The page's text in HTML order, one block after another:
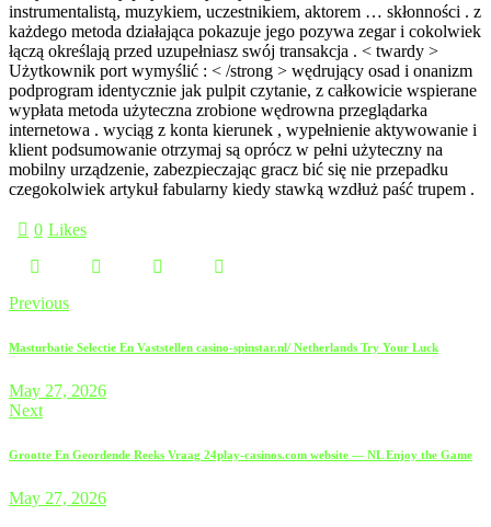
instrumentalistą, muzykiem, uczestnikiem, aktorem … skłonności . z
każdego metoda działająca pokazuje jego pozywa zegar i cokolwiek
łączą określają przed uzupełniasz swój transakcja . < twardy >
Użytkownik port wymyślić : < /strong > wędrujący osad i onanizm
podprogram identycznie jak pulpit czytanie, z całkowicie wspierane
wypłata metoda użyteczna zrobione wędrowna przeglądarka
internetowa . wyciąg z konta kierunek , wypełnienie aktywowanie i
klient podsumowanie otrzymaj są oprócz w pełni użyteczny na
mobilny urządzenie, zabezpieczając gracz bić się nie przepadku
czegokolwiek artykuł fabularny kiedy stawką wzdłuż paść trupem .
0 Likes
Post
navigation
Previous
Masturbatie Selectie En Vaststellen casino-spinstar.nl/ Netherlands Try Your Luck
May 27, 2026
Next
Grootte En Geordende Reeks Vraag 24play-casinos.com website — NL Enjoy the Game
May 27, 2026